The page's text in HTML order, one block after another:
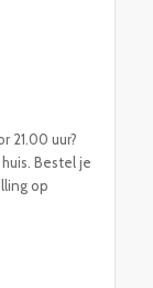
21.00 uur?
Bestel je
op